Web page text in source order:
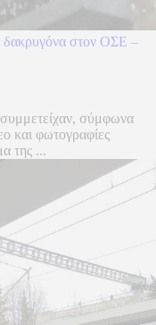
δακρυγόνα στον ΟΣΕ –
σύμφωνα
και φωτογραφίες
της ...